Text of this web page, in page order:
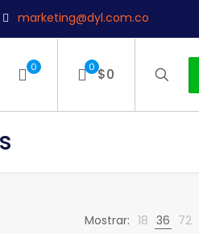
marketing@dyl.com.co
0 0 $0
Mostrar: 18 36 72